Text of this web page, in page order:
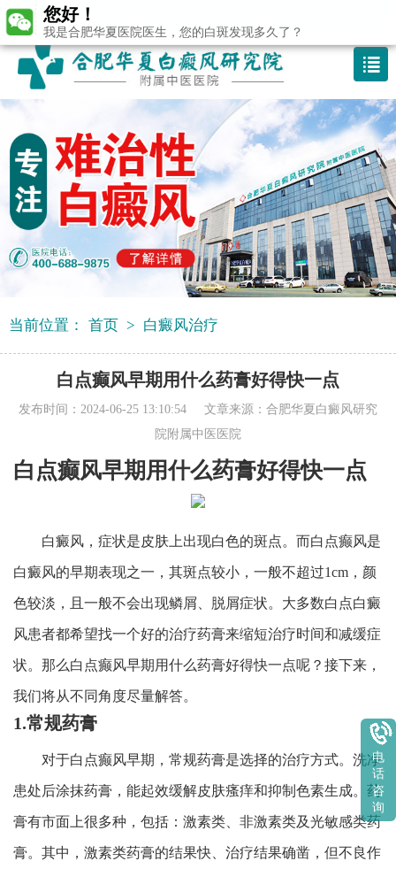
当前位置： 首页 > 白癜风治疗
白点癫风早期用什么药膏好得快一点
发布时间：2024-06-25 13:10:54 文章来源： 合肥华夏白癜风研究
院附属中医医院
白点癫风早期用什么药膏好得快一点
白癜风，症状是皮肤上出现白色的斑点。而白点癫风是
白癜风的早期表现之一，其斑点较小，一般不超过1cm，颜
色较淡，且一般不会出现鳞屑、脱屑症状。大多数白点白癜
风患者都希望找一个好的治疗药膏来缩短治疗时间和减缓症
状。那么白点癫风早期用什么药膏好得快一点呢？接下来，
我们将从不同角度尽量解答。
1.常规药膏
对于白点癫风早期，常规药膏是选择的治疗方式。洗净
患处后涂抹药膏，能起效缓解皮肤瘙痒和抑制色素生成。药
膏有市面上很多种，包括：激素类、非激素类及光敏感类药
膏。其中，激素类药膏的结果快、治疗结果确凿，但不良作
电
话
咨
询
您好！
我是合肥华夏医院医生，您的白斑发现多久了？